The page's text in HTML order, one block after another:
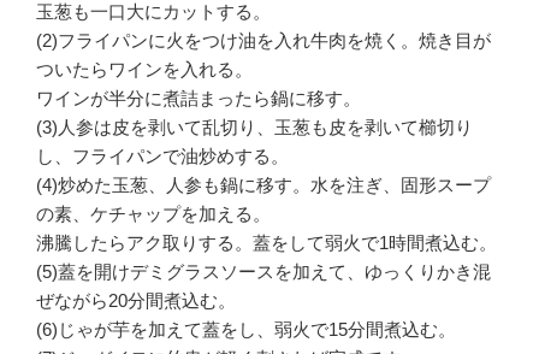
玉葱も一口大にカットする。
(2)フライパンに火をつけ油を入れ牛肉を焼く。焼き目が
ついたらワインを入れる。
ワインが半分に煮詰まったら鍋に移す。
(3)人参は皮を剥いて乱切り、玉葱も皮を剥いて櫛切り
し、フライパンで油炒めする。
(4)炒めた玉葱、人参も鍋に移す。水を注ぎ、固形スープ
の素、ケチャップを加える。
沸騰したらアク取りする。蓋をして弱火で1時間煮込む。
(5)蓋を開けデミグラスソースを加えて、ゆっくりかき混
ぜながら20分間煮込む。
(6)じゃが芋を加えて蓋をし、弱火で15分間煮込む。